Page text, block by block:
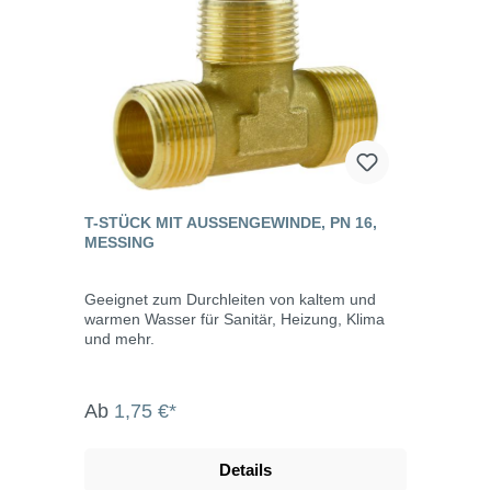
T-STÜCK MIT AUSSENGEWINDE, PN 16, M
ESSING
Geeignet zum Durchleiten von kaltem und
warmen Wasser für Sanitär, Heizung, Klima
und mehr.
Ab 1,75 €*
Details